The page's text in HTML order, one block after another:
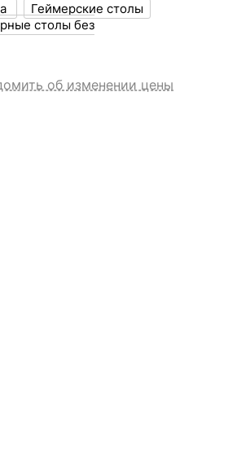
Геймерские столы
столы без
об изменении цены